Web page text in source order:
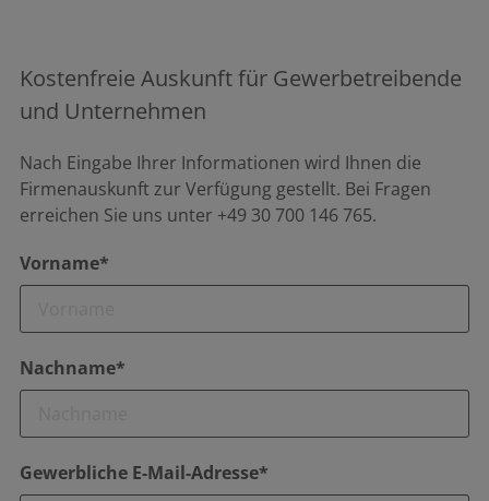
Kostenfreie Auskunft für Gewerbetreibende
und Unternehmen
Nach Eingabe Ihrer Informationen wird Ihnen die
Firmenauskunft zur Verfügung gestellt. Bei Fragen
erreichen Sie uns unter +49 30 700 146 765.
Vorname*
Nachname*
Gewerbliche E-Mail-Adresse*